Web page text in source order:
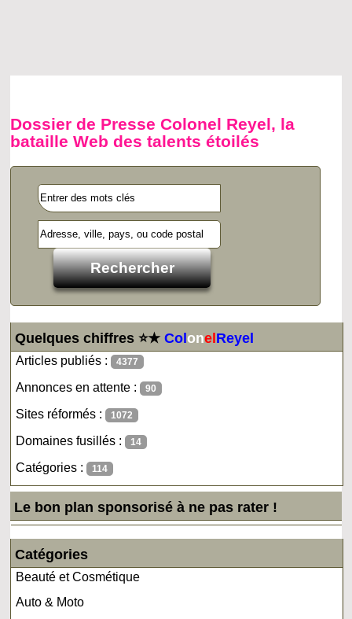
Dossier de Presse Colonel Reyel, la
bataille Web des talents étoilés
Quelques chiffres ⭐★ColonelReyel
Articles publiés : 4377
Annonces en attente : 90
Sites réformés : 1072
Domaines fusillés : 14
Catégories : 114
Le bon plan sponsorisé à ne pas rater !
Catégories
Beauté et Cosmétique
Auto & Moto